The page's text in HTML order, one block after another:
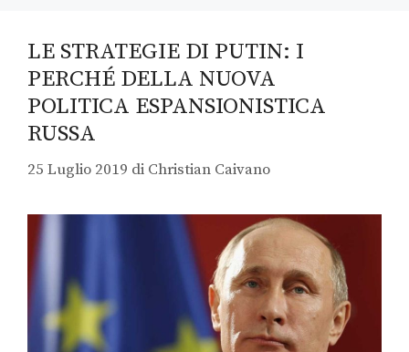
LE STRATEGIE DI PUTIN: I
PERCHÉ DELLA NUOVA
POLITICA ESPANSIONISTICA
RUSSA
25 Luglio 2019 di Christian Caivano